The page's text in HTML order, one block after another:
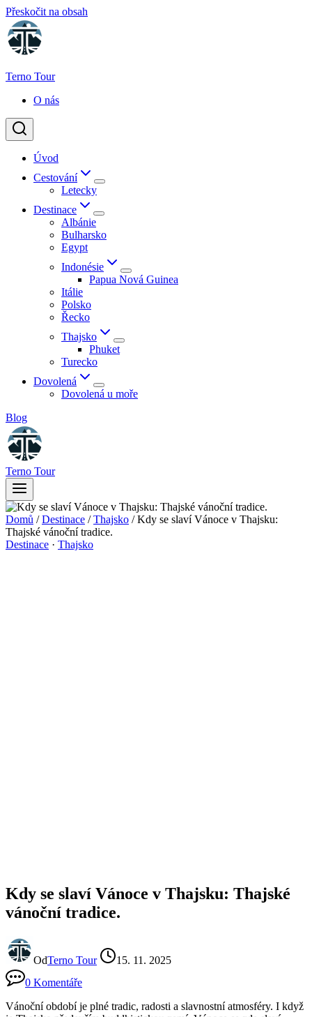
Přeskočit na obsah
Terno Tour
O nás
Úvod
Cestování
Letecky
Destinace
Albánie
Bulharsko
Egypt
Indonésie
Papua Nová Guinea
Itálie
Polsko
Řecko
Thajsko
Phuket
Turecko
Dovolená
Dovolená u moře
Blog
Terno Tour
Domů / Destinace / Thajsko / Kdy se slaví Vánoce v Thajsku:
Thajské vánoční tradice.
Destinace · Thajsko
Kdy se slaví Vánoce v Thajsku: Thajské
vánoční tradice.
OdTerno Tour
15. 11. 2025
0 Komentáře
Vánoční období je plné tradic, radosti a slavnostní atmosféry. I když